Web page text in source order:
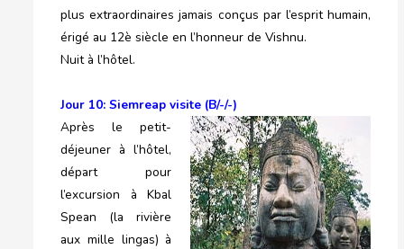
plus extraordinaires jamais conçus par l’esprit humain,
érigé au 12è siècle en l’honneur de Vishnu.
Nuit à l’hôtel.
Jour 10: Siemreap visite (B/-/-)
Après le petit-
déjeuner à l’hôtel,
départ pour
l’excursion à Kbal
Spean (la rivière
aux mille lingas) à